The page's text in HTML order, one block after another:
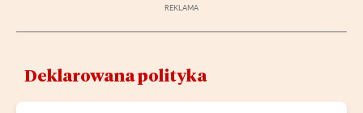
Deklarowana polityka